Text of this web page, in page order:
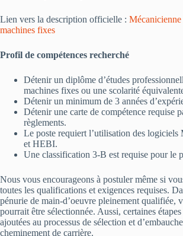
Lien vers la description officielle :
machines fixes
Profil de compétences recherché
Détenir un diplôme d’études
machines fixes ou une scolarité
Détenir un minimum de 3 années
Détenir une carte de compétence requise
règlements.
Le poste requiert l’utilisation des
et HEBI.
Une classification 3-B est requise pour le
Nous vous encourageons à postuler même si
toutes les qualifications et exigences requises.
pénurie de main-d’oeuvre pleinement qualifiée,
pourrait être sélectionnée. Aussi, certaines
ajoutées au processus de sélection et
cheminement de carrière.